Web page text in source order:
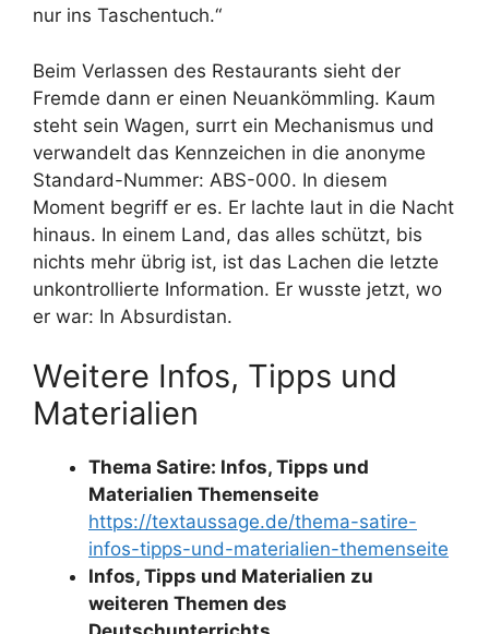
nur ins Taschentuch.“
Beim Verlassen des Restaurants sieht der
Fremde dann er einen Neuankömmling. Kaum
steht sein Wagen, surrt ein Mechanismus und
verwandelt das Kennzeichen in die anonyme
Standard-Nummer: ABS-000. In diesem
Moment begriff er es. Er lachte laut in die Nacht
hinaus. In einem Land, das alles schützt, bis
nichts mehr übrig ist, ist das Lachen die letzte
unkontrollierte Information. Er wusste jetzt, wo
er war: In Absurdistan.
Weitere Infos, Tipps und
Materialien
Thema Satire: Infos, Tipps und
Materialien Themenseite
https://textaussage.de/thema-satire-
infos-tipps-und-materialien-themenseite
Infos, Tipps und Materialien zu
weiteren Themen des